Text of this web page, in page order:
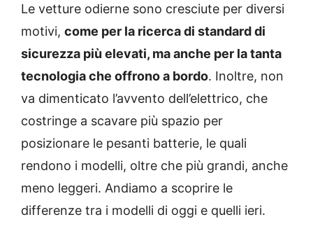
Le vetture odierne sono cresciute per diversi
motivi, come per la ricerca di standard di
sicurezza più elevati, ma anche per la tanta
tecnologia che offrono a bordo. Inoltre, non
va dimenticato l’avvento dell’elettrico, che
costringe a scavare più spazio per
posizionare le pesanti batterie, le quali
rendono i modelli, oltre che più grandi, anche
meno leggeri. Andiamo a scoprire le
differenze tra i modelli di oggi e quelli ieri.